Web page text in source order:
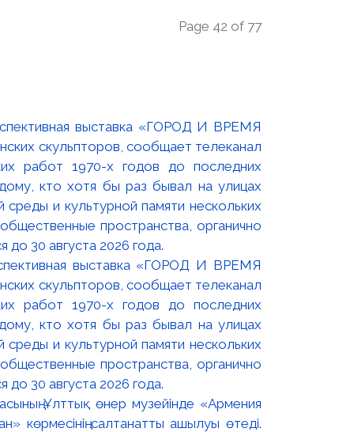
Page 42 of 77
выставка «ГОРОД И ВРЕМЯ
скульпторов, сообщает телеканал
работ 1970-х годов до последних
кто хотя бы раз бывал на улицах
и культурной памяти нескольких
пространства, органично
30 августа 2026 года.